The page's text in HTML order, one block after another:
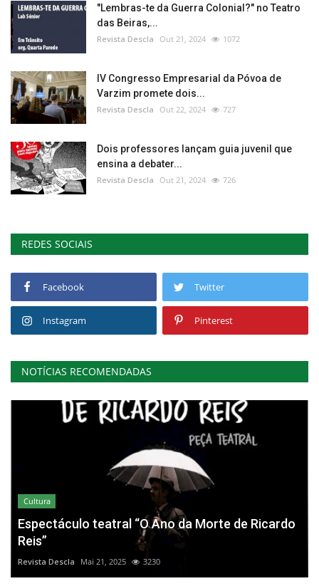
"Lembras-te da Guerra Colonial?" no Teatro
das Beiras,...
Revista Descla Out 21, 2024 1072
IV Congresso Empresarial da Póvoa de
Varzim promete dois...
Revista Descla Out 22, 2024 727
Dois professores lançam guia juvenil que
ensina a debater...
Revista Descla Out 21, 2024 726
REDES SOCIAIS
Facebook Twitter
Instagram Pinterest
NOTÍCIAS RECOMENDADAS
Cultura
Espectáculo teatral “O Ano da Morte de Ricardo
Reis”
Revista Descla Mai 21, 2025 3230